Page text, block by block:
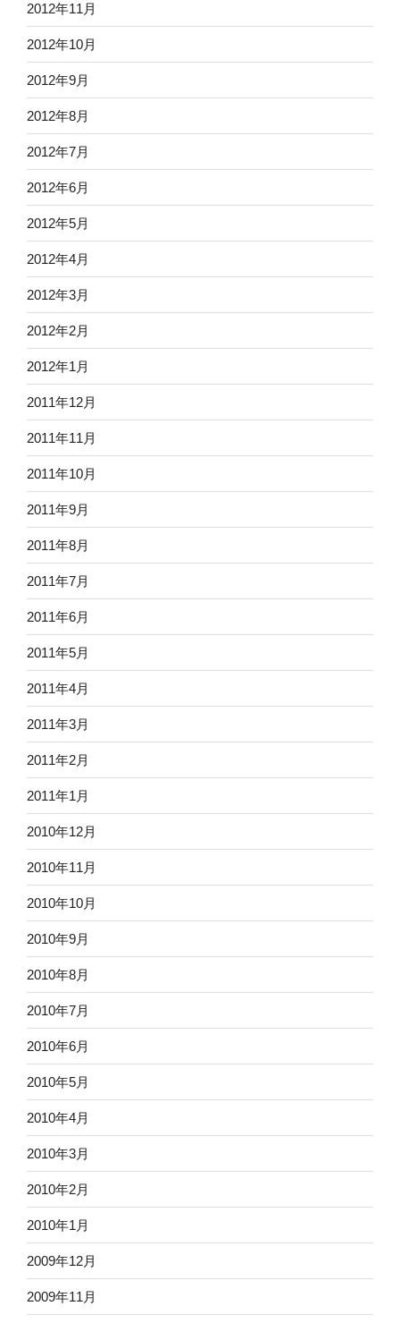
2012年11月
2012年10月
2012年9月
2012年8月
2012年7月
2012年6月
2012年5月
2012年4月
2012年3月
2012年2月
2012年1月
2011年12月
2011年11月
2011年10月
2011年9月
2011年8月
2011年7月
2011年6月
2011年5月
2011年4月
2011年3月
2011年2月
2011年1月
2010年12月
2010年11月
2010年10月
2010年9月
2010年8月
2010年7月
2010年6月
2010年5月
2010年4月
2010年3月
2010年2月
2010年1月
2009年12月
2009年11月